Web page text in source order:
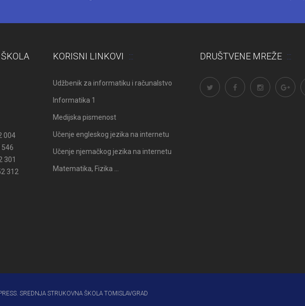
004
312
KORISNI LINKOVI
Udžbenik za informatiku i računalstvo
Informatika 1
Medijska pismenost
Učenje engleskog jezika na internetu
Učenje njemačkog jezika na internetu
Matematika, Fizika …
DRUŠTVENE MREŽE
učionicama
SREDNJA STRUKOVNA ŠKOLA TOMISLAVGRAD